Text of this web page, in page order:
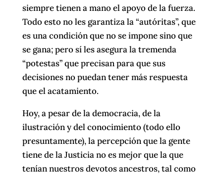
siempre tienen a mano el apoyo de la fuerza.
Todo esto no les garantiza la “autóritas”, que
es una condición que no se impone sino que
se gana; pero sí les asegura la tremenda
“potestas” que precisan para que sus
decisiones no puedan tener más respuesta
que el acatamiento.
Hoy, a pesar de la democracia, de la
ilustración y del conocimiento (todo ello
presuntamente), la percepción que la gente
tiene de la Justicia no es mejor que la que
tenían nuestros devotos ancestros, tal como